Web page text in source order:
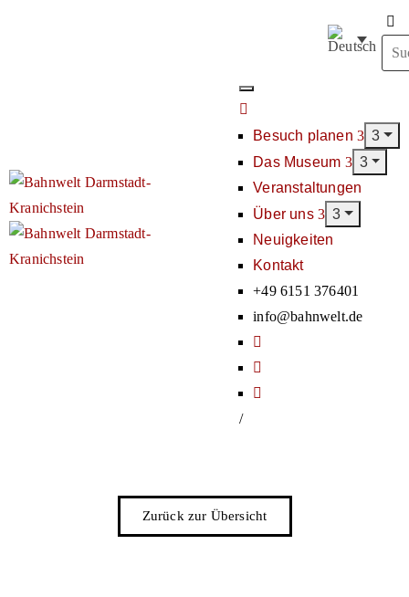
Besuch planen
Das Museum
Veranstaltungen
Über uns
Neuigkeiten
Kontakt
+49 6151 376401
info@bahnwelt.de
/
Zurück zur Übersicht